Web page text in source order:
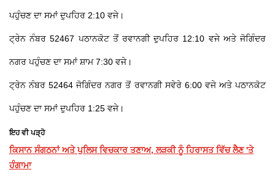
ਪਹੁੰਚਣ ਦਾ ਸਮਾਂ ਦੁਪਹਿਰ 2:10 ਵਜੇ।
ਟ੍ਰੇਨ ਨੰਬਰ 52467 ਪਠਾਨਕੋਟ ਤੋਂ ਰਵਾਨਗੀ ਦੁਪਹਿਰ 12:10 ਵਜੇ ਅਤੇ ਜੋਗਿੰਦਰ
ਨਗਰ ਪਹੁੰਚਣ ਦਾ ਸਮਾਂ ਸ਼ਾਮ 7:30 ਵਜੇ।
ਟ੍ਰੇਨ ਨੰਬਰ 52464 ਜੋਗਿੰਦਰ ਨਗਰ ਤੋਂ ਰਵਾਨਗੀ ਸਵੇਰੇ 6:00 ਵਜੇ ਅਤੇ ਪਠਾਨਕੋਟ
ਪਹੁੰਚਣ ਦਾ ਸਮਾਂ ਦੁਪਹਿਰ 1:25 ਵਜੇ।
ਇਹ ਵੀ ਪੜ੍ਹੋ
ਕਿਸਾਨ ਸੰਗਠਨਾਂ ਅਤੇ ਪੁਲਿਸ ਵਿਚਕਾਰ ਤਣਾਅ, ਲੜਕੀ ਨੂੰ ਹਿਰਾਸਤ ਵਿੱਚ ਲੈਣ 'ਤੇ
ਹੰਗਾਮਾ